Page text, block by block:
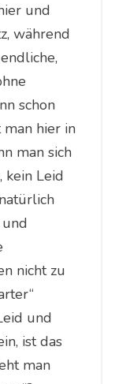
und
während
schon
hier in
man sich
kein Leid
und
nicht zu
und
ist das
man